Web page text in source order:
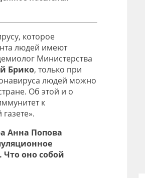
которое
людей имеют
Министерства
Брико, только при
людей можно
Об этой и о
к
Анна Попова
Что оно собой